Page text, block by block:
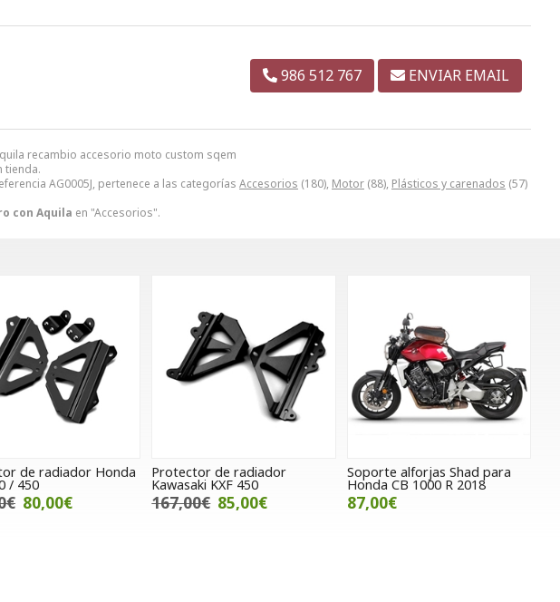
recambio accesorio moto custom sqem
tienda.
AG0005J, pertenece a las categorías Accesorios (180), Motor (88), Plásticos y carenados (57)
con Aquila en "Accesorios".
986 512 767 ENVIAR EMAIL
de radiador Honda
/ 450
80,00€
Protector de radiador
Kawasaki KXF 450
167,00€ 85,00€
Soporte alforjas Shad para
Honda CB 1000 R 2018
87,00€